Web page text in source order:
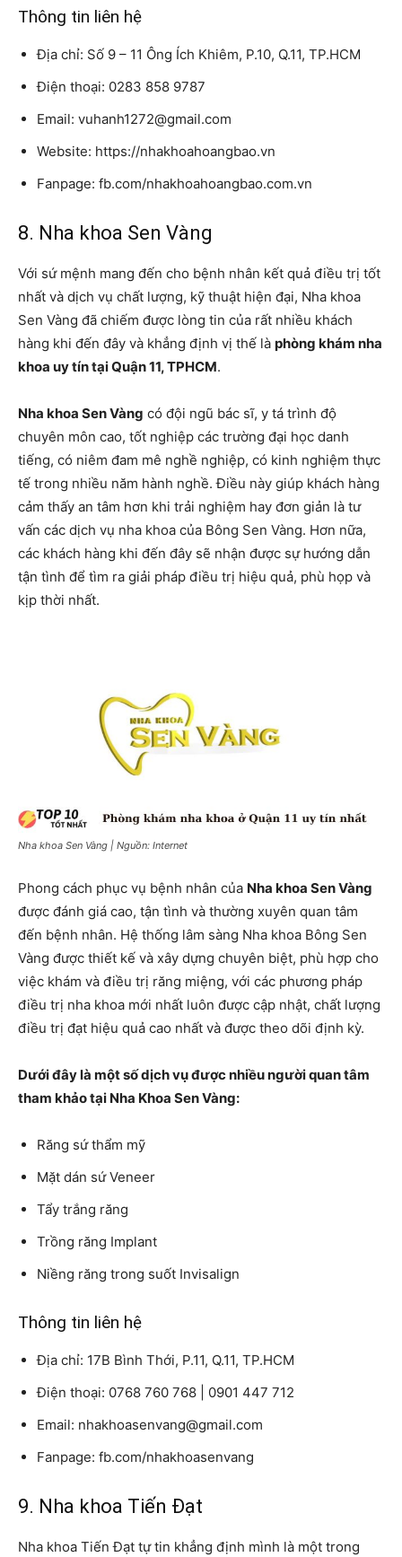
Thông tin liên hệ
Địa chỉ: Số 9 – 11 Ông Ích Khiêm, P.10, Q.11, TP.HCM
Điện thoại: 0283 858 9787
Email: vuhanh1272@gmail.com
Website: https://nhakhoahoangbao.vn
Fanpage: fb.com/nhakhoahoangbao.com.vn
8. Nha khoa Sen Vàng
Với sứ mệnh mang đến cho bệnh nhân kết quả điều trị tốt
nhất và dịch vụ chất lượng, kỹ thuật hiện đại, Nha khoa
Sen Vàng đã chiếm được lòng tin của rất nhiều khách
hàng khi đến đây và khẳng định vị thế là phòng khám nha
khoa uy tín tại Quận 11, TPHCM.
Nha khoa Sen Vàng có đội ngũ bác sĩ, y tá trình độ
chuyên môn cao, tốt nghiệp các trường đại học danh
tiếng, có niêm đam mê nghề nghiệp, có kinh nghiệm thực
tế trong nhiều năm hành nghề. Điều này giúp khách hàng
cảm thấy an tâm hơn khi trải nghiệm hay đơn giản là tư
vấn các dịch vụ nha khoa của Bông Sen Vàng. Hơn nữa,
các khách hàng khi đến đây sẽ nhận được sự hướng dẫn
tận tình để tìm ra giải pháp điều trị hiệu quả, phù họp và
kịp thời nhất.
Nha khoa Sen Vàng | Nguồn: Internet
Phong cách phục vụ bệnh nhân của Nha khoa Sen Vàng
được đánh giá cao, tận tình và thường xuyên quan tâm
đến bệnh nhân. Hệ thống lâm sàng Nha khoa Bông Sen
Vàng được thiết kế và xây dựng chuyên biệt, phù hợp cho
việc khám và điều trị răng miệng, với các phương pháp
điều trị nha khoa mới nhất luôn được cập nhật, chất lượng
điều trị đạt hiệu quả cao nhất và được theo dõi định kỳ.
Dưới đây là một số dịch vụ được nhiều người quan tâm
tham khảo tại Nha Khoa Sen Vàng:
Răng sứ thẩm mỹ
Mặt dán sứ Veneer
Tẩy trắng răng
Trồng răng Implant
Niềng răng trong suốt Invisalign
Thông tin liên hệ
Địa chỉ: 17B Bình Thới, P.11, Q.11, TP.HCM
Điện thoại: 0768 760 768 | 0901 447 712
Email: nhakhoasenvang@gmail.com
Fanpage: fb.com/nhakhoasenvang
9. Nha khoa Tiến Đạt
Nha khoa Tiến Đạt tự tin khẳng định mình là một trong